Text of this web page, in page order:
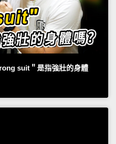
suit＂是指強壯的身體